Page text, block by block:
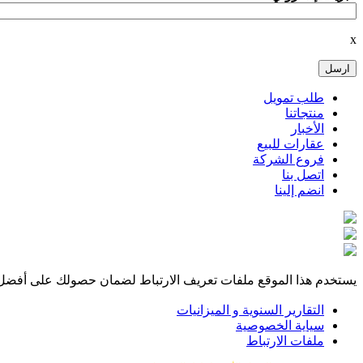
x
طلب تمويل
منتجاتنا
الأخبار
عقارات للبيع
فروع الشركة
اتصل بنا
انضم إلينا
يستخدم هذا الموقع ملفات تعريف الارتباط لضمان حصولك على
التقارير السنوية و الميزانيات
سياية الخصوصية
ملفات الارتباط